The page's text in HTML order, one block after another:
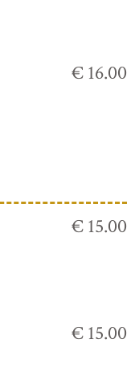
€ 16.00
€ 15.00
€ 15.00